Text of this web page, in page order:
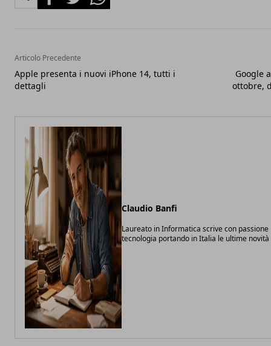
Articolo Precedente
Apple presenta i nuovi iPhone 14, tutti i
dettagli
Google
ottobre,
Claudio Banfi
Laureato in Informatica scrive con
tecnologia portando in Italia le ultime novità